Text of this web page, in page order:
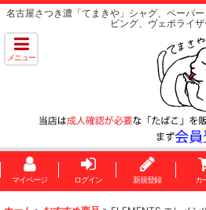
名古屋さつき濃「てまきや」シャグ、ペーパ
ビング、ヴェポライ
メニュー
マイページ ログイン 新規登録 カ